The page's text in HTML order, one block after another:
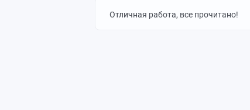
Отличная работа, все прочитано!